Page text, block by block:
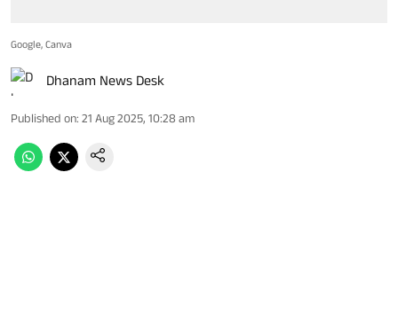
Google, Canva
Dhanam News Desk
Published on: 21 Aug 2025, 10:28 am